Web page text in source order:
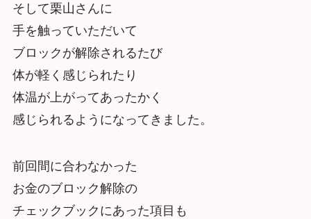
そして栗山さんに
手を触っていただいて
ブロックが解除されるたび
体が軽く感じられたり
体温が上がってあったかく
感じられるようになってきました。
前回間に合わなかった
お金のブロック解除の
チェックブックにあった項目も